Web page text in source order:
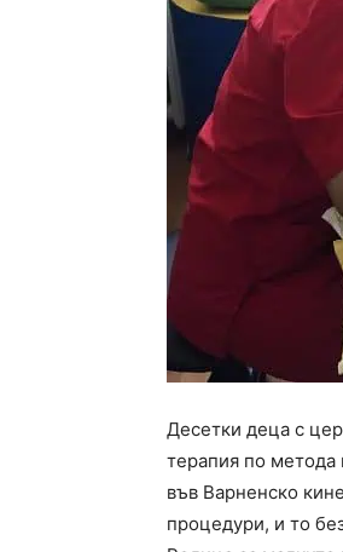
Десетки деца с
терапия по
във Варненско
процедури, и то